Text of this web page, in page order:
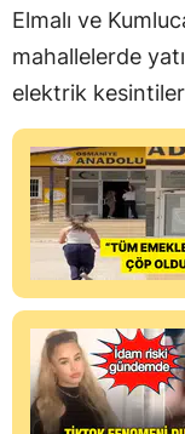
Elmalı ve
mahallelerde
elektrik